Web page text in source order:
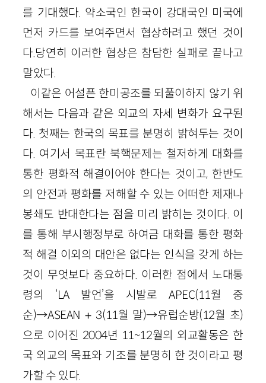
를 기대했다. 약소국인 한국이 강대국인 미국에
먼저 카드를 보여주면서 협상하려고 했던 것이
다.당연히 이러한 협상은 참담한 실패로 끝나고
말았다.
이같은 어설픈 한미공조를 되풀이하지 않기 위
해서는 다음과 같은 외교의 자세 변화가 요구된
다. 첫째는 한국의 목표를 분명히 밝혀두는 것이
다. 여기서 목표란 북핵문제는 철저하게 대화를
통한 평화적 해결이어야 한다는 것이고, 한반도
의 안전과 평화를 저해할 수 있는 어떠한 제재나
봉쇄도 반대한다는 점을 미리 밝히는 것이다. 이
를 통해 부시행정부로 하여금 대화를 통한 평화
적 해결 이외의 대안은 없다는 인식을 갖게 하는
것이 무엇보다 중요하다. 이러한 점에서 노대통
령의 ‘LA 발언’을 시발로 APEC(11월 중
순)→ASEAN＋3(11월 말)→유럽순방(12월 초)
으로 이어진 2004년 11~12월의 외교활동은 한
국 외교의 목표와 기조를 분명히 한 것이라고 평
가할 수 있다.